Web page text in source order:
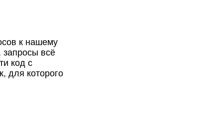
к нашему
запросы всё
код с
для которого